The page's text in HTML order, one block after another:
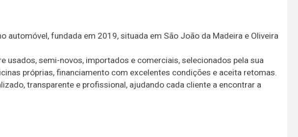
automóvel, fundada em 2019, situada em São João da Madeira e Oliveira
usados, semi-novos, importados e comerciais, selecionados pela sua
próprias, financiamento com excelentes condições e aceita retomas.
transparente e profissional, ajudando cada cliente a encontrar a